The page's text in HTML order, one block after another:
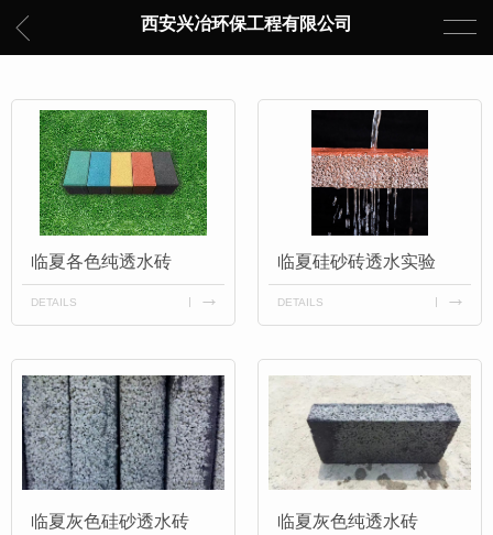
西安兴冶环保工程有限公司
临夏各色纯透水砖
DETAILS
临夏硅砂砖透水实验
DETAILS
临夏灰色硅砂透水砖 临夏灰色纯透水砖